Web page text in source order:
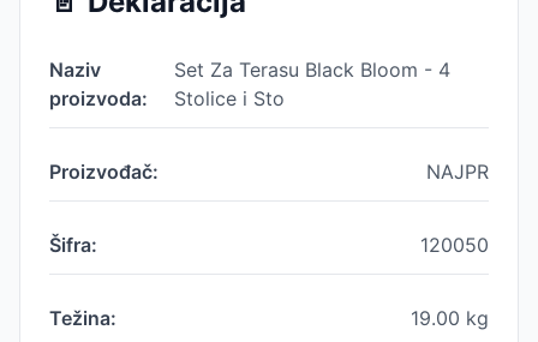
Naziv
proizvoda:
Set Za Terasu Black Bloom - 4
Stolice i Sto
Proizvođač: NAJPR
Šifra: 120050
Težina: 19.00 kg